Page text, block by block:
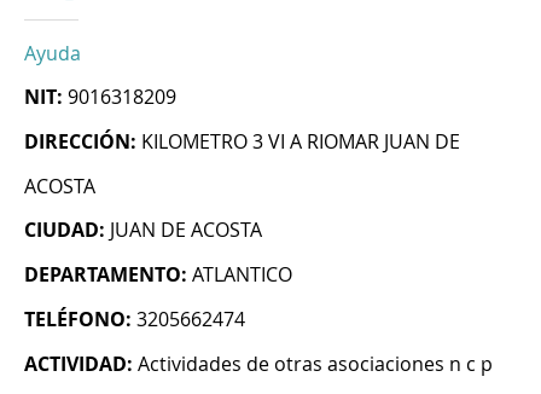
Ayuda
NIT: 9016318209
DIRECCIÓN: KILOMETRO 3 VI A RIOMAR JUAN DE
ACOSTA
CIUDAD: JUAN DE ACOSTA
DEPARTAMENTO: ATLANTICO
TELÉFONO: 3205662474
ACTIVIDAD: Actividades de otras asociaciones n c p